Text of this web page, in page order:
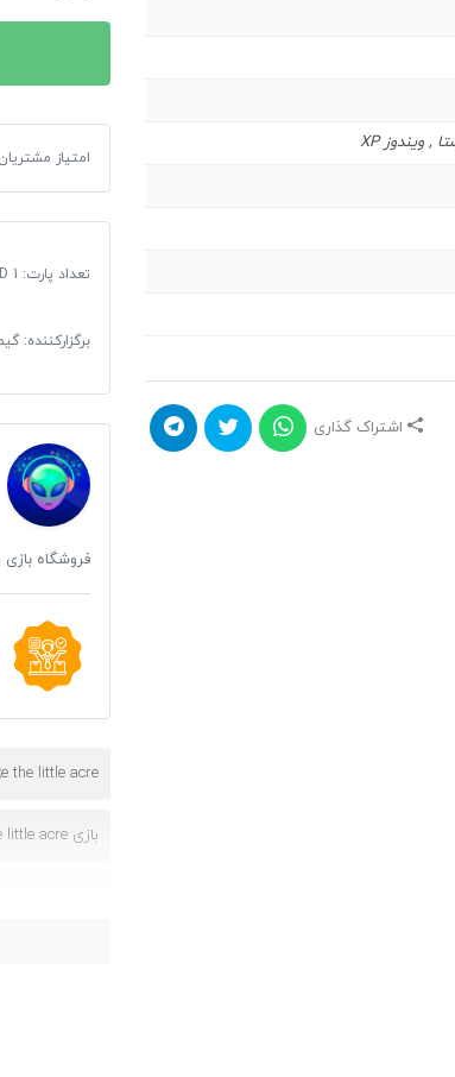
اشتراک گذاری
بازی The Little Acre مخصوص PC
امتیاز
تعداد پارت: 1 DVD
برگزارکننده:
فروشگاه بازی
the little acre
بازی the little acre مخصوص کامپیوتر